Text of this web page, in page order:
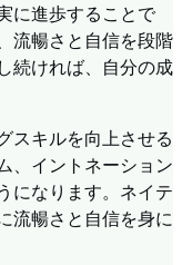
に進歩することで
流暢さと自信を段階
続ければ、自分の成
スキルを向上させる
、イントネーション
になります。ネイテ
流暢さと自信を身に